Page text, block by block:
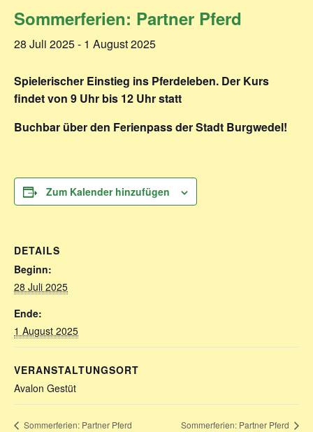
Sommerferien: Partner Pferd
28 Juli 2025- 1 August 2025
Spielerischer Einstieg ins Pferdeleben. Der Kurs
findet von 9 Uhr bis 12 Uhr statt
Buchbar über den Ferienpass der Stadt Burgwedel!
Zum Kalender hinzufügen
DETAILS
Beginn:
28 Juli 2025
Ende:
1 August 2025
VERANSTALTUNGSORT
Avalon Gestüt
Sommerferien: Partner Pferd Sommerferien: Partner Pferd